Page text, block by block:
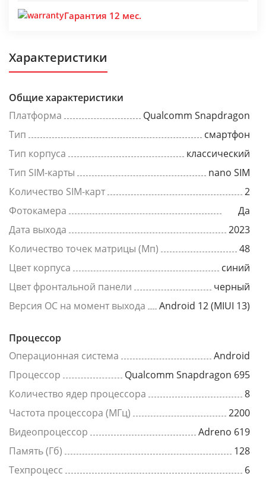
Гарантия 12 мес.
Характеристики
Общие характеристики
Платформа
Qualcomm Snapdragon
Тип
смартфон
Тип корпуса
классический
Тип SIM-карты
nano SIM
Количество SIM-карт
2
Фотокамера
Да
Дата выхода
2023
Количество точек матрицы (Мп)
48
Цвет корпуса
синий
Цвет фронтальной панели
черный
Версия ОС на момент выхода
Android 12 (MIUI 13)
Процессор
Операционная система
Android
Процессор
Qualcomm Snapdragon 695
Количество ядер процессора
8
Частота процессора (МГц)
2200
Видеопроцессор
Adreno 619
Память (Гб)
128
Техпроцесс
6